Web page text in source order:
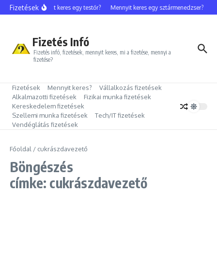
Ugrás a tartalomhoz
FizetésekMennyit keres egy testőr? Mennyit keres egy sztármenedzser?
Fizetés Infó
Fizetés infó, fizetések, mennyit keres, mi a fizetése, mennyi a
fizetése?
Fizetések Mennyit keres?
Vállalkozás fizetések
Alkalmazotti fizetések
Fizikai munka fizetések
Kereskedelem fizetések
Szellemi munka fizetések
Tech/IT fizetések
Vendéglátás fizetések
Főoldal / cukrászdavezető
Böngészés
címke: cukrászdavezető